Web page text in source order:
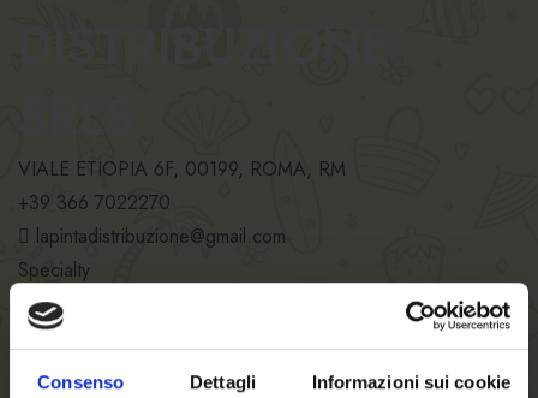
Consenso Dettagli Informazioni sui cookie
VIALE ETIOPIA 6F, 00199, ROMA, RM
+39 366 7022270
lapintadistribuzione@gmail.com
Specialty
LA PINTA DISTRIBUZIONE
SRLS